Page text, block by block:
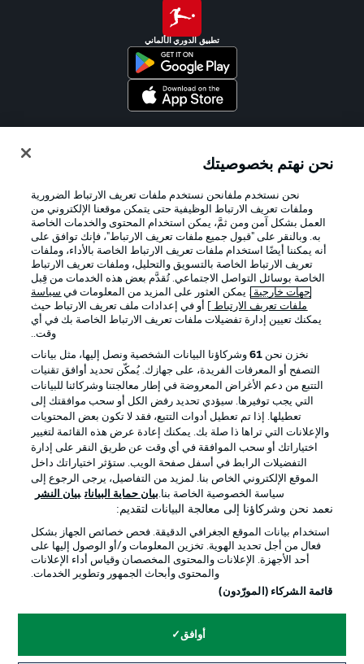
تطبيق الدوري الألماني
الإعلانات الإخطارات القانونية
شروط الاستخدام الوظائف
جهة النشر تواصل معنا
اللاعبون
© 2026 Bundesliga-Gruppe GmbH
نحن نهتم بخصوصيتك
نحن نستخدم ملفانحن نستخدم ملفات تعريف الارتباط الضرورية
وملفات تعريف الارتباط الوظيفية حتى يتمكن موقعنا الإلكتروني من
العمل بشكل آمن ومن ثمَّ، يمكن استخدام المحتوى والخدمات الخاصة
به. وبالنقر على "قبول جميع ملفات تعريف الارتباط"، فإنك توافق على
أنه يمكننا أيضًا استخدام ملفات تعريف الارتباط الخاصة بالأداء، وملفات
تعريف الارتباط الخاصة بالتسويق والتحليل، وملفات تعريف الارتباط
الخاصة بوسائل التواصل الاجتماعي. تُقدَّم بعض هذه الخدمات من قِبل
جهات خارجية . يمكن العثور على المزيد من المعلومات في سياسة
ملفات تعريف الارتباط
] أو في إعدادات ملف تعريف الارتباط حيث
يمكنك تعيين إدارة تفضيلات ملفات تعريف الارتباط الخاصة بك في أي
وقت..
نخزن نحن 61وشركاؤنا البيانات الشخصية ونصل إليها، مثل بيانات
التصفح أو المعرفات الفريدة، على جهازك. يُمكّن تحديد أوافق تقنيات
التتبع من دعم الأغراض المعروضة في إطار معالجتنا وشركائنا للبيانات
التي يجب توفيرها. سيؤدي تحديد رفض الكل أو سحب موافقتك إلى
تعطيلها. إذا تم تعطيل أدوات التتبع، فقد لا تكون بعض المحتويات
والإعلانات التي تراها ذا صلة بك. يمكنك إعادة عرض هذه القائمة لتغيير
اختياراتك أو سحب الموافقة في أي وقت عن طريق النقر على إدارة
التفضيلات الرابط في أسفل صفحة الويب. ستؤثر اختياراتك داخل
الموقع الإلكتروني الخاص بنا. لمزيد من التفاصيل، يرجى الرجوع إلى
سياسة الخصوصية الخاصة بنا.بيان حماية البيانات بيان النشر
نعمد نحن وشركاؤنا إلى معالجة البيانات لتقديم:
استخدام بيانات الموقع الجغرافي الدقيقة. فحص خصائص الجهاز بشكل
فعال من أجل تحديد الهوية. تخزين المعلومات و/أو الوصول إليها على
أحد الأجهزة. الإعلانات والمحتوى المخصصان وقياس أداء الإعلانات
والمحتوى وأبحاث الجمهور وتطوير الخدمات.
قائمة الشركاء (المورّدون)
أوافق